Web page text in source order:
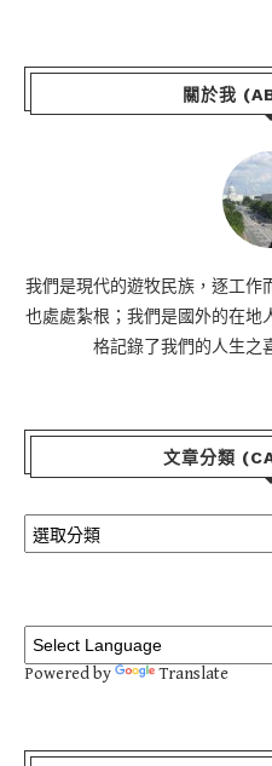
關於我
我們是現代的遊牧民族，逐工作
也處處紮根；我們是國外的在地
格記錄了我們的人生之
文章分類
Powered by Translate